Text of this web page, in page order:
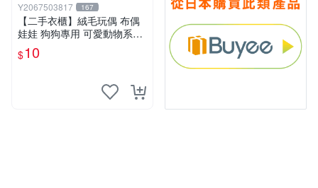
Y2067503817 167
【二手衣櫃】絨毛玩偶 布偶
娃娃 狗狗專用 可愛動物系列
耐咬耐磨玩具 玩偶 粉紅熊寵
物玩具 1120929
$10